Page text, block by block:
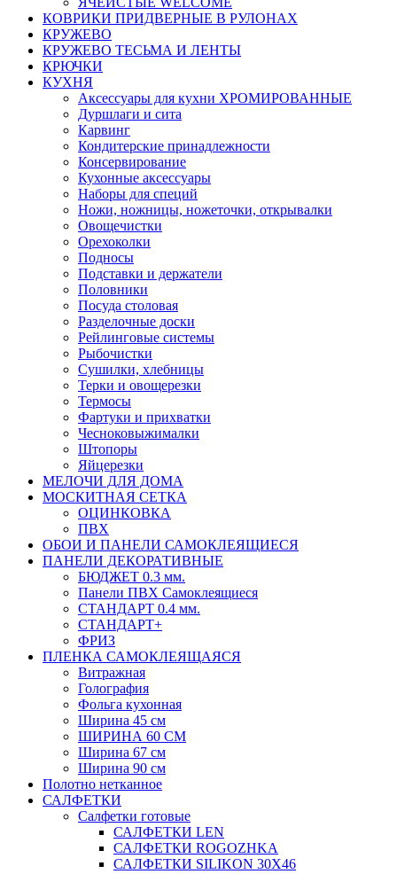
КОВРИКИ ПРИДВЕРНЫЕ В РУЛОНАХ
КРУЖЕВО
КРУЖЕВО ТЕСЬМА И ЛЕНТЫ
КРЮЧКИ
КУХНЯ
Аксессуары для кухни ХРОМИРОВАННЫЕ
Дуршлаги и сита
Карвинг
Кондитерские принадлежности
Консервирование
Кухонные аксессуары
Наборы для специй
Ножи, ножницы, ножеточки, открывалки
Овощечистки
Орехоколки
Подносы
Подставки и держатели
Половники
Посуда столовая
Разделочные доски
Рейлинговые системы
Рыбочистки
Сушилки, хлебницы
Терки и овощерезки
Термосы
Фартуки и прихватки
Чесноковыжималки
Штопоры
Яйцерезки
МЕЛОЧИ ДЛЯ ДОМА
МОСКИТНАЯ СЕТКА
ОЦИНКОВКА
ПВХ
ОБОИ И ПАНЕЛИ САМОКЛЕЯЩИЕСЯ
ПАНЕЛИ ДЕКОРАТИВНЫЕ
БЮДЖЕТ 0.3 мм.
Панели ПВХ Самоклеящиеся
СТАНДАРТ 0.4 мм.
СТАНДАРТ+
ФРИЗ
ПЛЕНКА САМОКЛЕЯЩАЯСЯ
Витражная
Голография
Фольга кухонная
Ширина 45 см
ШИРИНА 60 СМ
Ширина 67 см
Ширина 90 см
Полотно нетканное
САЛФЕТКИ
Салфетки готовые
САЛФЕТКИ LEN
САЛФЕТКИ ROGOZHKA
САЛФЕТКИ SILIKON 30Х46